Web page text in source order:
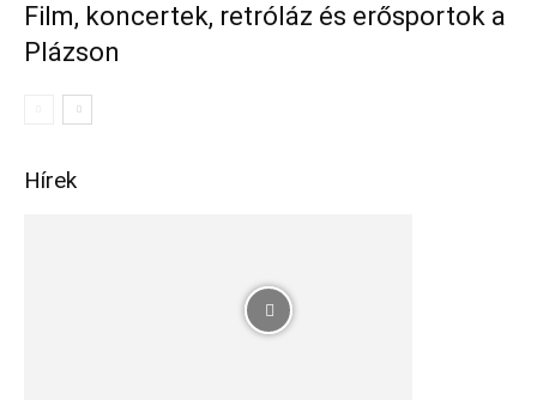
Film, koncertek, retróláz és erősportok a
Plázson
Hírek